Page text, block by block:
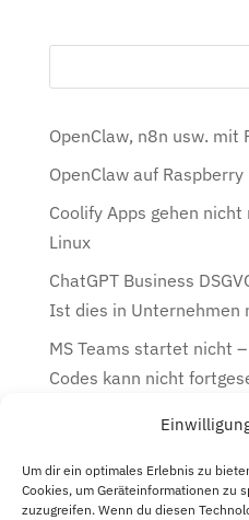
Um dir ein optimales Erlebnis zu
Cookies, um Geräteinformationen zu
zuzugreifen. Wenn du diesen
OpenClaw, n8n usw. mit
OpenClaw auf
Coolify Apps gehen
Linux
ChatGPT Business
Ist dies in Unternehmen
MS Teams startet nicht
Codes kann nicht
Kategorien